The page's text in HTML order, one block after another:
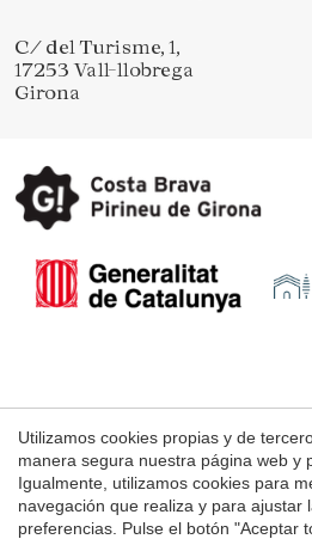
C/ del Turisme, 1,
17253 Vall-llobrega
Girona
Aviso
Condiciones de
Política de
Utilizamos cookies propias y de
manera segura nuestra página web y
Igualmente, utilizamos cookies para
navegación que realiza y para ajustar
preferencias. Pulse el botón "Aceptar